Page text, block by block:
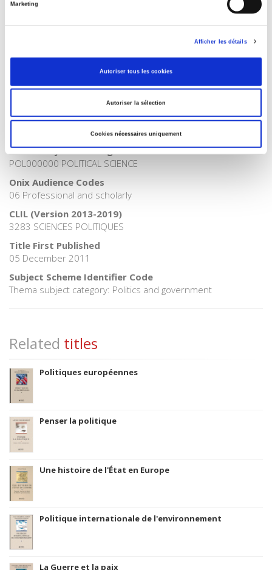
Marketing
Afficher les détails
Autoriser tous les cookies
Autoriser la sélection
Cookies nécessaires uniquement
Vardigan
Collection
Language
Publisher Category
Publisher Category
BISAC Subject Heading
POL000000 POLITICAL SCIENCE
Onix Audience Codes
06 Professional and scholarly
CLIL (Version 2013-2019)
3283 SCIENCES POLITIQUES
Title First Published
05 December 2011
Subject Scheme Identifier Code
Thema subject category: Politics and government
Related titles
Politiques européennes
Penser la politique
Une histoire de l'État en Europe
Politique internationale de l'environnement
La Guerre et la paix